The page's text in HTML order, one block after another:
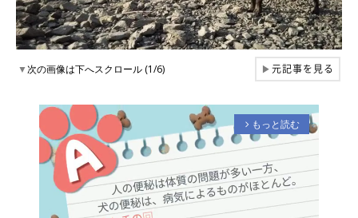
▼次の画像は下へスクロール (1/6) ▶元記事を見る
arrow_forward_ios もっと読む